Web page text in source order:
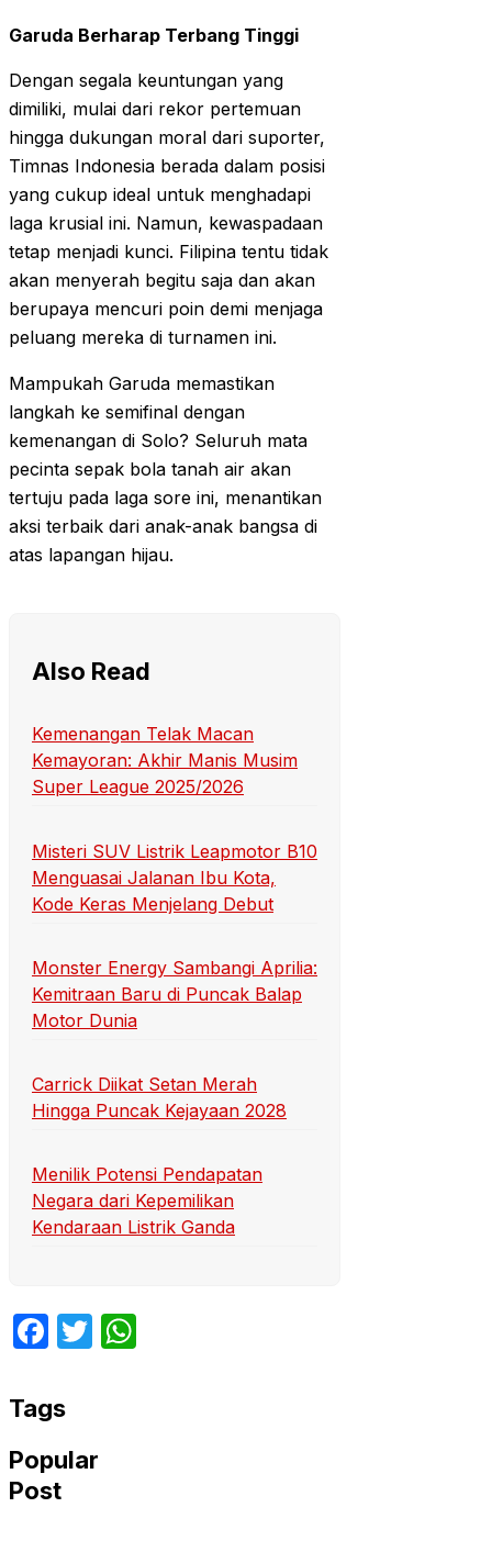
Garuda Berharap Terbang Tinggi
Dengan segala keuntungan yang
dimiliki, mulai dari rekor pertemuan
hingga dukungan moral dari suporter,
Timnas Indonesia berada dalam posisi
yang cukup ideal untuk menghadapi
laga krusial ini. Namun, kewaspadaan
tetap menjadi kunci. Filipina tentu tidak
akan menyerah begitu saja dan akan
berupaya mencuri poin demi menjaga
peluang mereka di turnamen ini.
Mampukah Garuda memastikan
langkah ke semifinal dengan
kemenangan di Solo? Seluruh mata
pecinta sepak bola tanah air akan
tertuju pada laga sore ini, menantikan
aksi terbaik dari anak-anak bangsa di
atas lapangan hijau.
Also Read
Kemenangan Telak Macan
Kemayoran: Akhir Manis Musim
Super League 2025/2026
Misteri SUV Listrik Leapmotor B10
Menguasai Jalanan Ibu Kota,
Kode Keras Menjelang Debut
Monster Energy Sambangi Aprilia:
Kemitraan Baru di Puncak Balap
Motor Dunia
Carrick Diikat Setan Merah
Hingga Puncak Kejayaan 2028
Menilik Potensi Pendapatan
Negara dari Kepemilikan
Kendaraan Listrik Ganda
Facebook
Twitter
Tags
Popular
Post